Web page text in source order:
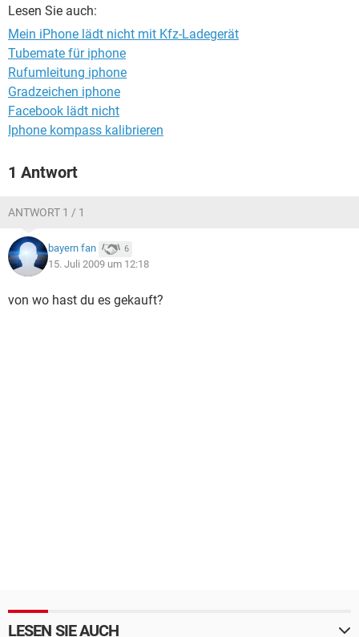
Lesen Sie auch:
Mein iPhone lädt nicht mit Kfz-Ladegerät
Tubemate für iphone
Rufumleitung iphone
Gradzeichen iphone
Facebook lädt nicht
Iphone kompass kalibrieren
1 Antwort
ANTWORT 1 / 1
bayern fan 6
15. Juli 2009 um 12:18
von wo hast du es gekauft?
LESEN SIE AUCH